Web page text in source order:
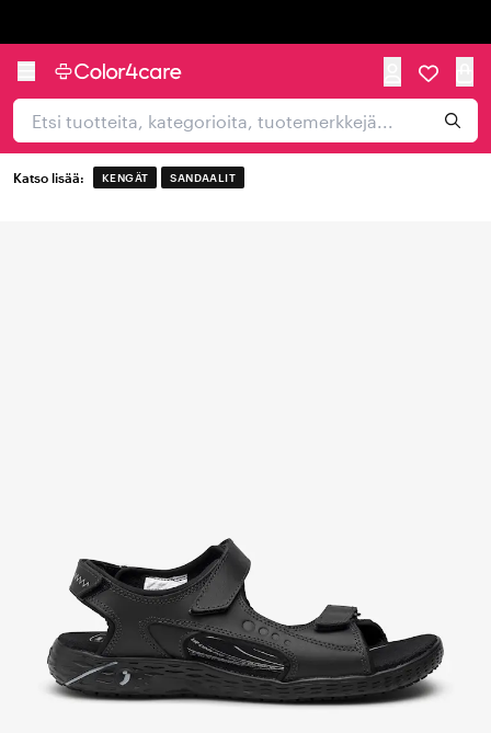
Katso lisää: KENGÄT SANDAALIT